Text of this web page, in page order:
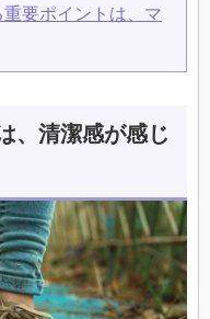
要ポイントは、マ
、清潔感が感じ